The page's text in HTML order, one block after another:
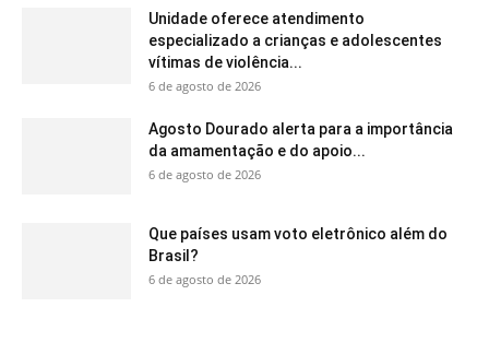
Unidade oferece atendimento
especializado a crianças e adolescentes
vítimas de violência...
6 de agosto de 2026
Agosto Dourado alerta para a importância
da amamentação e do apoio...
6 de agosto de 2026
Que países usam voto eletrônico além do
Brasil?
6 de agosto de 2026